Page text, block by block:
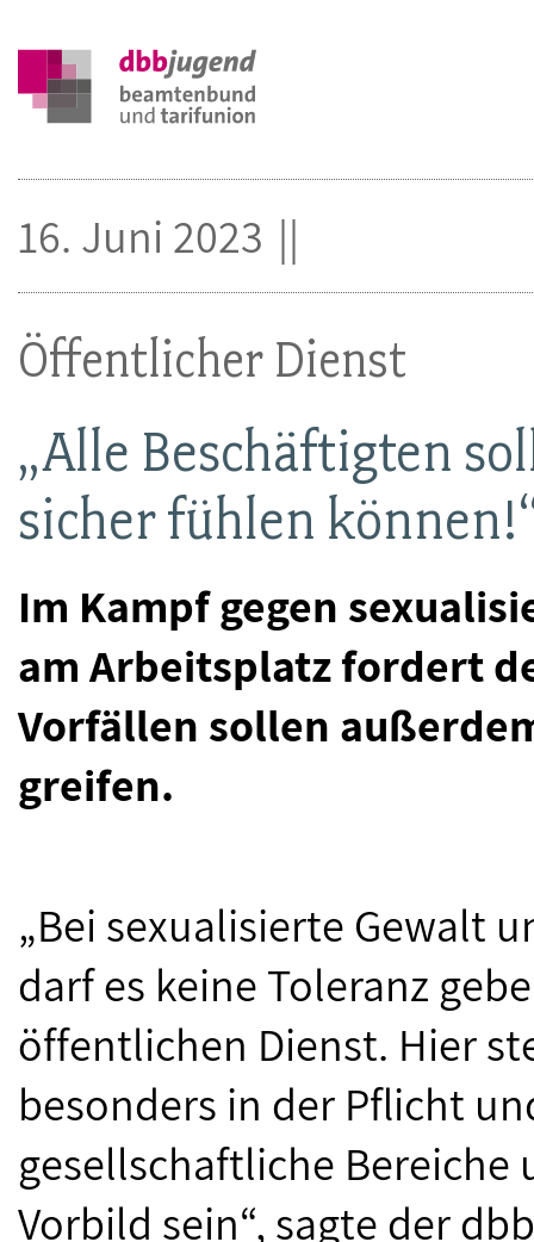
Öffentlicher Dienst
„Alle Beschäftigten
sicher fühlen
Im Kampf gegen
am Arbeitsplatz fordert
Vorfällen sollen
greifen.
16. Juni 2023
„Bei sexualisierte Gewalt
darf es keine Toleranz
öffentlichen Dienst. Hier
besonders in der Pflicht
gesellschaftliche
Vorbild sein“, sagte der